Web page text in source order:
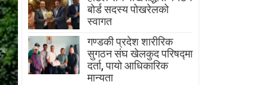
बोर्ड सदस्य पोखरेलको
स्वागत
गण्डकी प्रदेश शारीरिक
सुगठन संघ खेलकुद परिषद्मा
दर्ता, पायाे आधिकारिक
मान्यता